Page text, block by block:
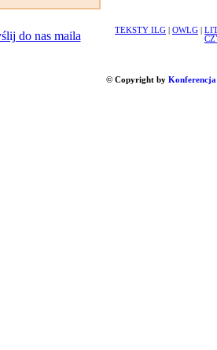
TEKSTY ILG OWLG
© Copyright by Konferencja